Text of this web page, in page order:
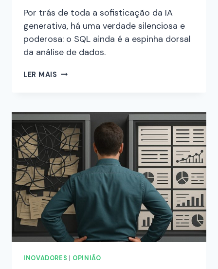
Por trás de toda a sofisticação da IA
generativa, há uma verdade silenciosa e
poderosa: o SQL ainda é a espinha dorsal
da análise de dados.
LER MAIS
INOVADORES | OPINIÃO